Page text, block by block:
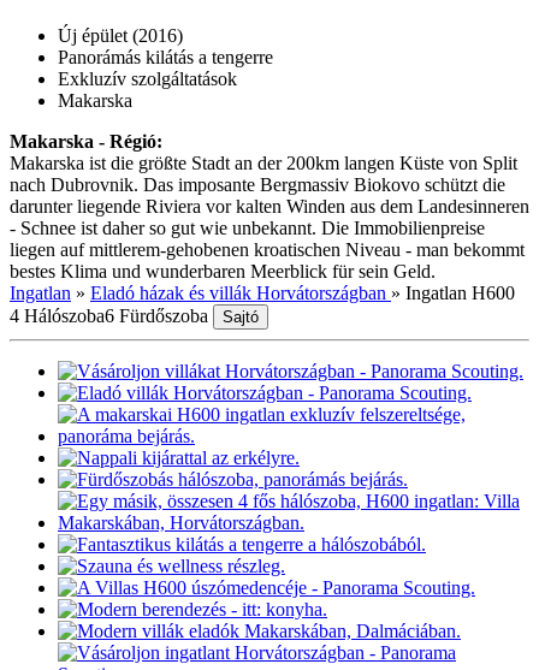
Új épület (2016)
Panorámás kilátás a tengerre
Exkluzív szolgáltatások
Makarska
Makarska - Régió:
Makarska ist die größte Stadt an der 200km langen Küste von Split
nach Dubrovnik. Das imposante Bergmassiv Biokovo schützt die
darunter liegende Riviera vor kalten Winden aus dem Landesinneren
- Schnee ist daher so gut wie unbekannt. Die Immobilienpreise
liegen auf mittlerem-gehobenen kroatischen Niveau - man bekommt
bestes Klima und wunderbaren Meerblick für sein Geld.
Ingatlan » Eladó házak és villák Horvátországban » Ingatlan H600
4 Hálószoba6 Fürdőszoba Sajtó